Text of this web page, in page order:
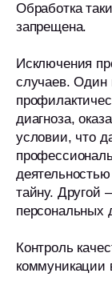
Обработка
запрещена.
Исключения
случаев. Один
диагноза,
условии, что
тайну. Другой
персональных
Контроль
коммуникации